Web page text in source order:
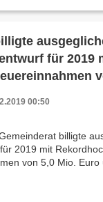
für 2019
00:50